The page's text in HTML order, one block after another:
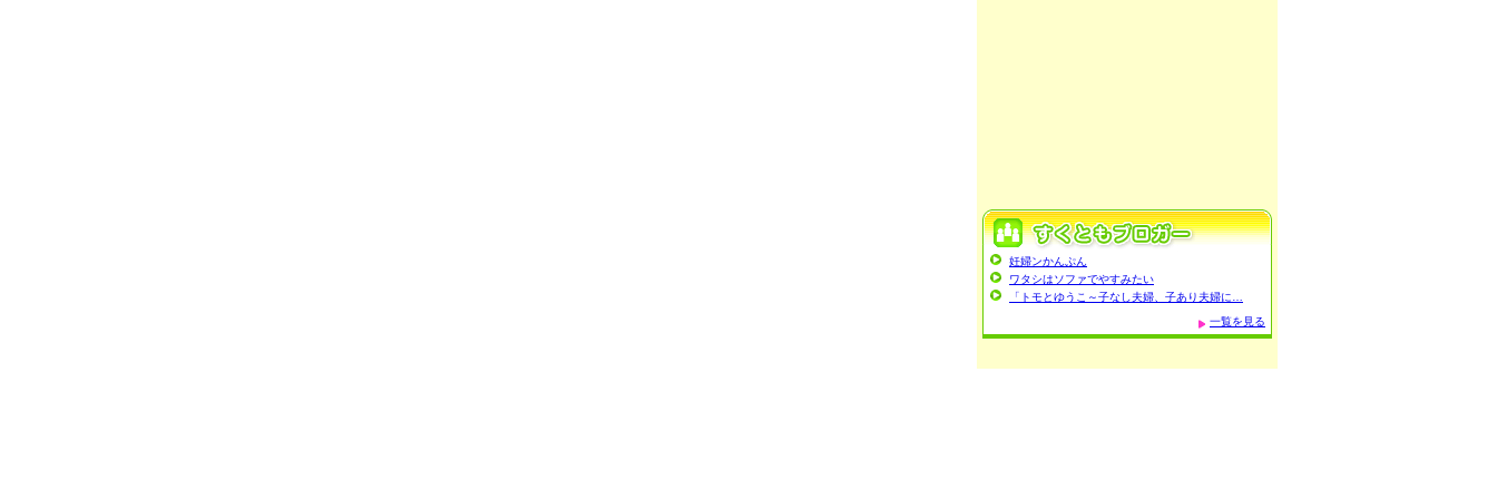
妊婦ンかんぷん
ワタシはソファでやすみたい
「トモとゆうこ～子なし夫婦、子あり夫婦に…
一覧を見る